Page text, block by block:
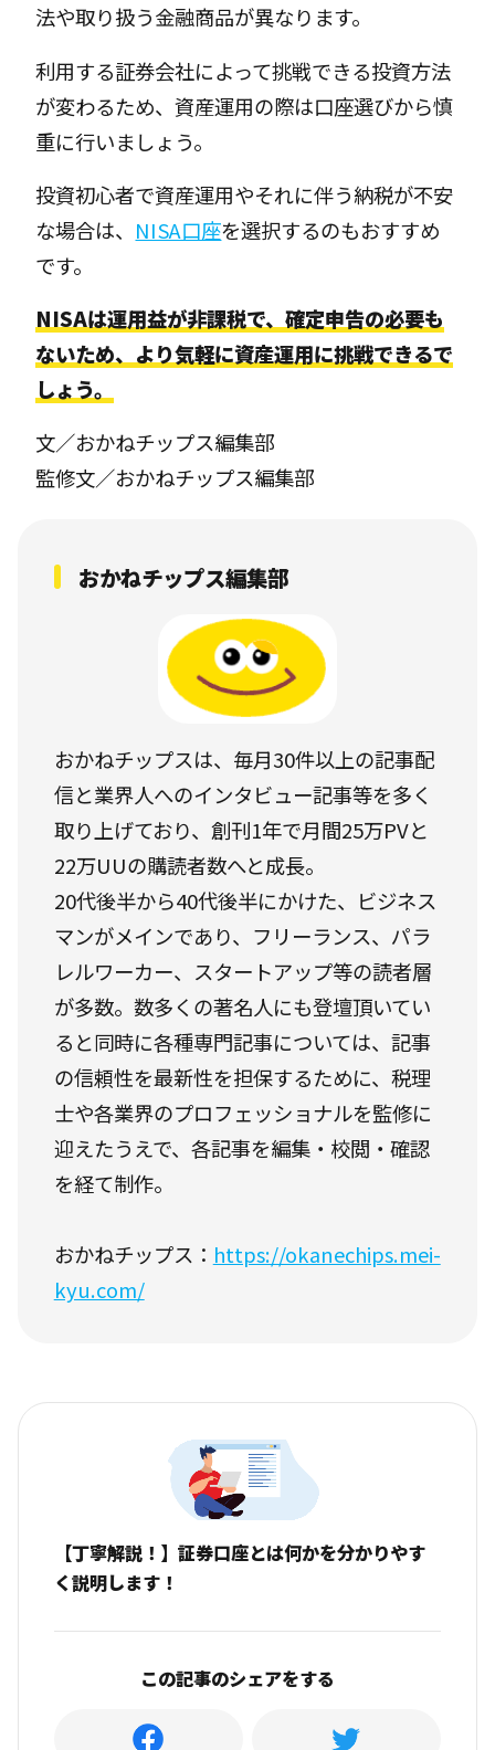
法や取り扱う金融商品が異なります。
利用する証券会社によって挑戦できる投資方法
が変わるため、資産運用の際は口座選びから慎
重に行いましょう。
投資初心者で資産運用やそれに伴う納税が不安
な場合は、 NISA口座を選択するのもおすすめ
です。
NISAは運用益が非課税で、確定申告の必要も
ないため、より気軽に資産運用に挑戦できるで
しょう。
文／おかねチップス編集部
監修文／おかねチップス編集部
おかねチップス編集部
おかねチップスは、毎月30件以上の記事配
信と業界人へのインタビュー記事等を多く
取り上げており、創刊1年で月間25万PVと
22万UUの購読者数へと成長。
20代後半から40代後半にかけた、ビジネス
マンがメインであり、フリーランス、パラ
レルワーカー、スタートアップ等の読者層
が多数。数多くの著名人にも登壇頂いてい
ると同時に各種専門記事については、記事
の信頼性を最新性を担保するために、税理
士や各業界のプロフェッショナルを監修に
迎えたうえで、各記事を編集・校閲・確認
を経て制作。
おかねチップス： https://okanechips.mei-
kyu.com/
【丁寧解説！】証券口座とは何かを分かりやす
く説明します！
この記事のシェアをする